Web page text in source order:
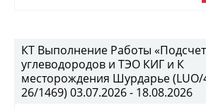
КТ Выполнение Работы
углеводородов и ТЭО КИГ и К
месторождения Шурдарье (LUO/
26/1469) 03.07.2026 - 18.08.2026